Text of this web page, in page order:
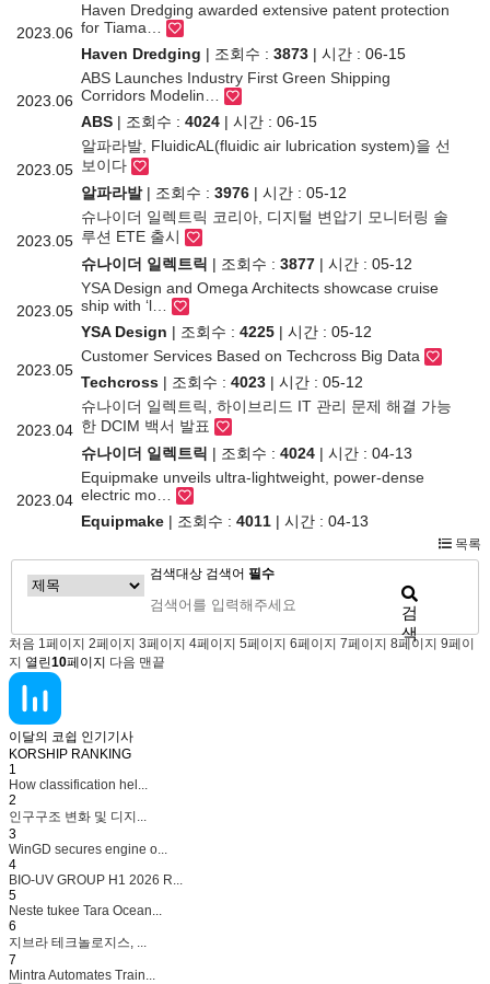
2023.06
Haven Dredging awarded extensive patent protection
for Tiama…
Haven Dredging | 조회수 : 3873 | 시간 : 06-15
2023.06
ABS Launches Industry First Green Shipping
Corridors Modelin…
ABS | 조회수 : 4024 | 시간 : 06-15
2023.05
알파라발, FluidicAL(fluidic air lubrication system)을 선
보이다
알파라발| 조회수 : 3976 | 시간 : 05-12
2023.05
슈나이더 일렉트릭 코리아, 디지털 변압기 모니터링 솔
루션 ETE 출시
슈나이더 일렉트릭 | 조회수 : 3877 | 시간 : 05-12
2023.05
YSA Design and Omega Architects showcase cruise
ship with ‘l…
YSA Design | 조회수 : 4225 | 시간 : 05-12
2023.05
Customer Services Based on Techcross Big Data
Techcross | 조회수 : 4023 | 시간 : 05-12
2023.04
슈나이더 일렉트릭, 하이브리드 IT 관리 문제 해결 가능
한 DCIM 백서 발표
슈나이더 일렉트릭 | 조회수 : 4024 | 시간 : 04-13
2023.04
Equipmake unveils ultra-lightweight, power-dense
electric mo…
Equipmake | 조회수 : 4011 | 시간 : 04-13
목록
검색대상 검색어 필수
검
색
처음 1 페이지 2페이지 3페이지 4페이지 5페이지 6페이지 7페이지 8페이지 9페이
지 열린10페이지 다음 맨끝
이달의 코쉽 인기기사
KORSHIP RANKING
1
How classification hel...
2
인구구조 변화 및 디지...
3
WinGD secures engine o...
4
BIO-UV GROUP H1 2026 R...
5
Neste tukee Tara Ocean...
6
지브라 테크놀로지스, ...
7
Mintra Automates Train...